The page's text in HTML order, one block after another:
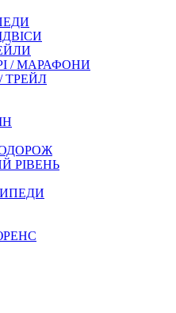
/ МАРАФОНИ
ТРЕЙЛ
РIВЕНЬ